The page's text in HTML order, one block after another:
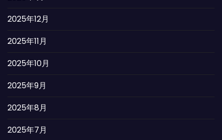
2025年12月
2025年11月
2025年10月
2025年9月
2025年8月
2025年7月